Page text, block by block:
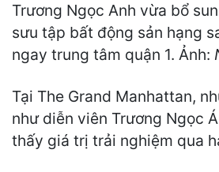
Trương Ngọc Anh vừa bổ
sưu tập bất động sản hạng
ngay trung tâm quận 1. Ảnh:
Tại The Grand Manhattan,
như diễn viên Trương Ngọc
thấy giá trị trải nghiệm qua